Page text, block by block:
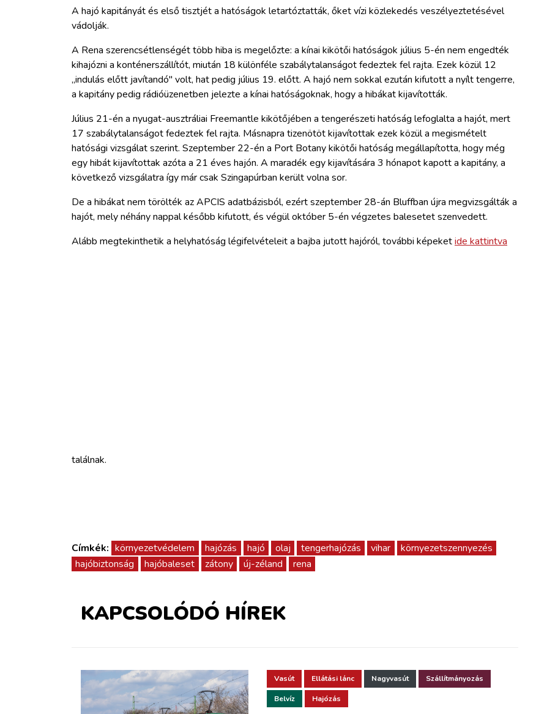
A hajó kapitányát és első tisztjét a hatóságok letartóztatták, őket vízi közlekedés veszélyeztetésével
vádolják.
A Rena szerencsétlenségét több hiba is megelőzte: a kínai kikötői hatóságok július 5-én nem engedték
kihajózni a konténerszállítót, miután 18 különféle szabálytalanságot fedeztek fel rajta. Ezek közül 12
„indulás előtt javítandó″ volt, hat pedig július 19. előtt. A hajó nem sokkal ezután kifutott a nyílt tengerre,
a kapitány pedig rádióüzenetben jelezte a kínai hatóságoknak, hogy a hibákat kijavították.
Július 21-én a nyugat-ausztráliai Freemantle kikötőjében a tengerészeti hatóság lefoglalta a hajót, mert
17 szabálytalanságot fedeztek fel rajta. Másnapra tizenötöt kijavítottak ezek közül a megismételt
hatósági vizsgálat szerint. Szeptember 22-én a Port Botany kikötői hatóság megállapította, hogy még
egy hibát kijavítottak azóta a 21 éves hajón. A maradék egy kijavítására 3 hónapot kapott a kapitány, a
következő vizsgálatra így már csak Szingapúrban került volna sor.
De a hibákat nem törölték az APCIS adatbázisból, ezért szeptember 28-án Bluffban újra megvizsgálták a
hajót, mely néhány nappal később kifutott, és végül október 5-én végzetes balesetet szenvedett.
Alább megtekinthetik a helyhatóság légifelvételeit a bajba jutott hajóról, további képeketide kattintva
találnak.
Címkék: környezetvédelem hajózás hajó olaj tengerhajózás vihar
környezetszennyezés
hajóbiztonság
hajóbaleset zátony új-zéland rena
KAPCSOLÓDÓ HÍREK
Vasút Ellátási lánc Nagyvasút Szállítmányozás
Belvíz Hajózás